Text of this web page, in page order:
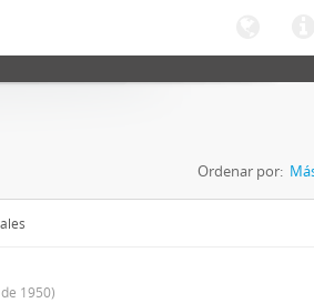
Ordenar por:
1950)